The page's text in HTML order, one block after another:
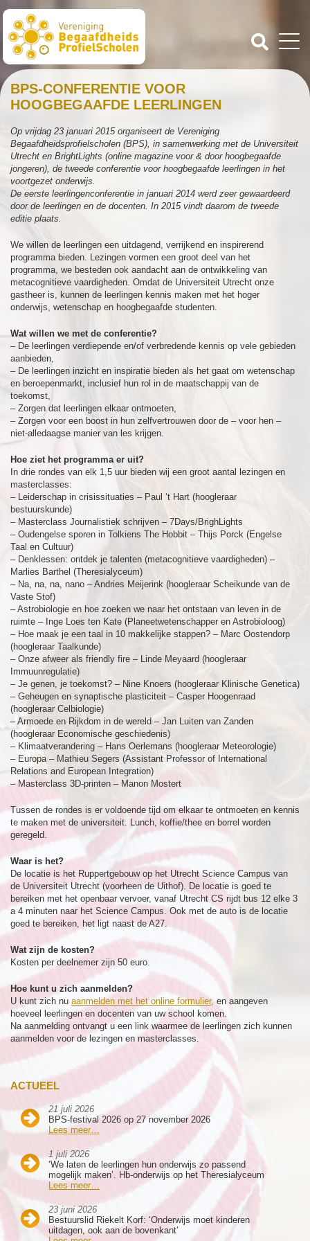
ACTUEEL
21 juli 2026
BPS-festival 2026 op 27 november 2026
Lees meer…
1 juli 2026
‘We laten de leerlingen hun onderwijs zo passend
mogelijk maken’. Hb-onderwijs op het Theresialyceum
Lees meer…
23 juni 2026
Bestuurslid Riekelt Korf: ‘Onderwijs moet kinderen
uitdagen, ook aan de bovenkant’
BPS-CONFERENTIE VOOR
HOOGBEGAAFDE LEERLINGEN
Op vrijdag 23 januari 2015 organiseert de Vereniging
Begaafdheidsprofielscholen (BPS), in samenwerking met de Universiteit
Utrecht en BrightLights (online magazine voor & door hoogbegaafde
jongeren), de tweede conferentie voor hoogbegaafde leerlingen in het
voortgezet onderwijs.
De eerste leerlingenconferentie in januari 2014 werd zeer gewaardeerd
door de leerlingen en de docenten. In 2015 vindt daarom de tweede
editie plaats.
We willen de leerlingen een uitdagend, verrijkend en inspirerend
programma bieden. Lezingen vormen een groot deel van het
programma, we besteden ook aandacht aan de ontwikkeling van
metacognitieve vaardigheden. Omdat de Universiteit Utrecht onze
gastheer is, kunnen de leerlingen kennis maken met het hoger
onderwijs, wetenschap en hoogbegaafde studenten.
Wat willen we met de conferentie?
– De leerlingen verdiepende en/of verbredende kennis op vele gebieden
aanbieden,
– De leerlingen inzicht en inspiratie bieden als het gaat om wetenschap
en beroepenmarkt, inclusief hun rol in de maatschappij van de
toekomst,
– Zorgen dat leerlingen elkaar ontmoeten,
– Zorgen voor een boost in hun zelfvertrouwen door de – voor hen –
niet-alledaagse manier van les krijgen.
Hoe ziet het programma er uit?
In drie rondes van elk 1,5 uur bieden wij een groot aantal lezingen en
masterclasses:
– Leiderschap in crisissituaties – Paul ‘t Hart (hoogleraar
bestuurskunde)
– Masterclass Journalistiek schrijven – 7Days/BrighLights
– Oudengelse sporen in Tolkiens The Hobbit – Thijs Porck (Engelse
Taal en Cultuur)
– Denklessen: ontdek je talenten (metacognitieve vaardigheden) –
Marlies Barthel (Theresialyceum)
– Na, na, na, nano – Andries Meijerink (hoogleraar Scheikunde van de
Vaste Stof)
– Astrobiologie en hoe zoeken we naar het ontstaan van leven in de
ruimte – Inge Loes ten Kate (Planeetwetenschapper en Astrobioloog)
– Hoe maak je een taal in 10 makkelijke stappen? – Marc Oostendorp
(hoogleraar Taalkunde)
– Onze afweer als friendly fire – Linde Meyaard (hoogleraar
Immuunregulatie)
– Je genen, je toekomst? – Nine Knoers (hoogleraar Klinische Genetica)
– Geheugen en synaptische plasticiteit – Casper Hoogenraad
(hoogleraar Celbiologie)
– Armoede en Rijkdom in de wereld – Jan Luiten van Zanden
(hoogleraar Economische geschiedenis)
– Klimaatverandering – Hans Oerlemans (hoogleraar Meteorologie)
– Europa – Mathieu Segers (Assistant Professor of International
Relations and European Integration)
– Masterclass 3D-printen – Manon Mostert
Tussen de rondes is er voldoende tijd om elkaar te ontmoeten en kennis
te maken met de universiteit. Lunch, koffie/thee en borrel worden
geregeld.
Waar is het?
De locatie is het Ruppertgebouw op het Utrecht Science Campus van
de Universiteit Utrecht (voorheen de Uithof). De locatie is goed te
bereiken met het openbaar vervoer, vanaf Utrecht CS rijdt bus 12 elke 3
a 4 minuten naar het Science Campus. Ook met de auto is de locatie
goed te bereiken, het ligt naast de A27.
Wat zijn de kosten?
Kosten per deelnemer zijn 50 euro.
Hoe kunt u zich aanmelden?
U kunt zich nu aanmelden met het online formulier,en aangeven
hoeveel leerlingen en docenten van uw school komen.
Na aanmelding ontvangt u een link waarmee de leerlingen zich kunnen
aanmelden voor de lezingen en masterclasses.